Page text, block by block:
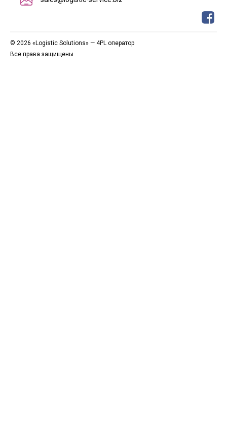
© 2026 «Logistic Solutions» — 4PL оператор
Все права защищены